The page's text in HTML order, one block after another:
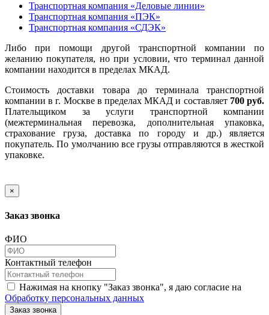
Транспортная компания «Деловые линии»
Транспортная компания «ПЭК»
Транспортная компания «СДЭК»
Либо при помощи другой транспортной компании по
желанию покупателя, но при условии, что терминал данной
компании находится в пределах МКАД.
Стоимость доставки товара до терминала транспортной
компании в г. Москве в пределах МКАД и составляет 700 руб.
Плательщиком за услуги транспортной компании
(межтерминальная перевозка, дополнительная упаковка,
страхование груза, доставка по городу и др.) является
покупатель. По умолчанию все грузы отправляются в жесткой
упаковке.
×
Заказ звонка
ФИО
Контактный телефон
Нажимая на кнопку "Заказ звонка", я даю согласие на
Обработку персональных данных
Заказ звонка